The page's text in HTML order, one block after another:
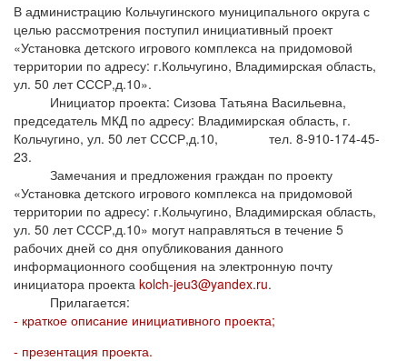
В администрацию Кольчугинского муниципального округа с
целью рассмотрения поступил инициативный проект
«Установка детского игрового комплекса на придомовой
территории по адресу: г.Кольчугино, Владимирская область,
ул. 50 лет СССР,д.10».
Инициатор проекта: Сизова Татьяна Васильевна,
председатель МКД по адресу: Владимирская область, г.
Кольчугино, ул. 50 лет СССР,д.10, тел. 8-910-174-45-
23.
Замечания и предложения граждан по проекту
«Установка детского игрового комплекса на придомовой
территории по адресу: г.Кольчугино, Владимирская область,
ул. 50 лет СССР,д.10» могут направляться в течение 5
рабочих дней со дня опубликования данного
информационного сообщения на электронную почту
инициатора проекта kolch-jeu3@yandex.ru.
Прилагается:
- краткое описание инициативного проекта;
- презентация проекта.